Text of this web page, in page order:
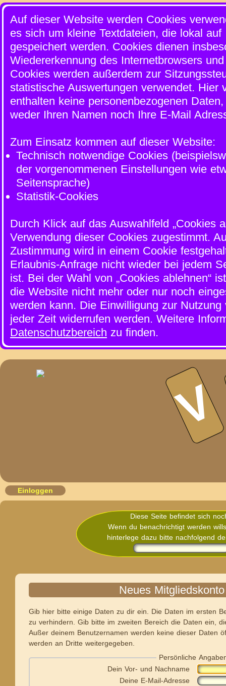
Auf dieser Website werden Cookies
es sich um kleine Textdateien, die lokal auf
gespeichert werden. Cookies dienen
Wiedererkennung des Internetbrowsers
Cookies werden außerdem zur
statistische Auswertungen verwendet. Hier
enthalten keine personenbezogenen
weder Ihren Namen noch Ihre E-Mail
Zum Einsatz kommen auf dieser Website:
Technisch notwendige Cookies
der vorgenommenen Einstellungen wie
Seitensprache)
Statistik-Cookies
Durch Klick auf das Auswahlfeld „Cookies
Verwendung dieser Cookies zugestimmt.
Zustimmung wird in einem Cookie
Erlaubnis-Anfrage nicht wieder bei jedem
ist. Bei der Wahl von „Cookies ablehnen“
die Website nicht mehr oder nur noch
werden kann. Die Einwilligung zur
jeder Zeit widerrufen werden. Weitere
Datenschutzbereich zu finden.
V
Einloggen
Diese Seite befindet sich
Wenn du benachrichtigt werden
hinterlege dazu bitte nachfolgend
Neues
Gib hier bitte einige Daten zu dir ein. Die Daten im ersten
zu verhindern. Gib bitte im zweiten Bereich die Daten ein,
Außer deinem Benutzernamen werden keine dieser Daten
werden an Dritte weitergegeben.
Persönliche
Dein Vor- und Nachname
Deine E-Mail-Adresse